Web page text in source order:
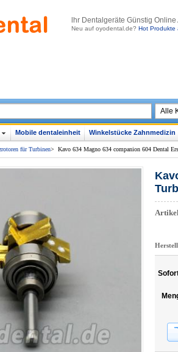
lhr Dentalgeräte Günstig
Neu auf oyodental.de? Hot Produkte
Mobile dentaleinheit Winkelstücke Zahnmedizin
für Turbinen> Kavo 634 Magno 634 companion 604 Dental